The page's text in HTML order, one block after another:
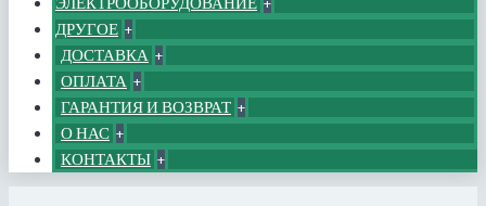
ДРУГОЕ +
ДОСТАВКА +
ОПЛАТА +
ГАРАНТИЯ И ВОЗВРАТ +
О НАС +
КОНТАКТЫ +